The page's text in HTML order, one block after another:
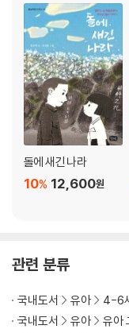
돌에 새긴 나라
12,600원
10%
관련 분류
국내도서 유아 4-6
국내도서
유아 유아